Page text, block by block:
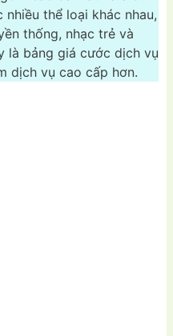
thể loại khác nhau,
thống, nhạc trẻ và
là bảng giá cước dịch vụ
dịch vụ cao cấp hơn.